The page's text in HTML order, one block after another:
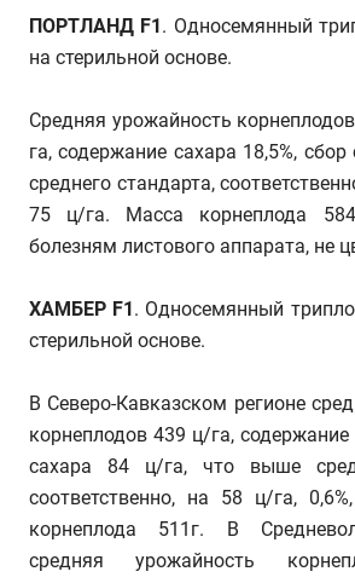
ПОРТЛАНД F1. Односемянный
на стерильной основе.
Средняя урожайность
га, содержание сахара 18,5%,
среднего стандарта,
75 ц/га. Масса корнеплода
болезням листового аппарата, не
ХАМБЕР F1. Односемянный
стерильной основе.
В Северо-Кавказском регионе
корнеплодов 439 ц/га, содержание
сахара 84 ц/га, что выше
соответственно, на 58 ц/га,
корнеплода 511г. В
средняя урожайность